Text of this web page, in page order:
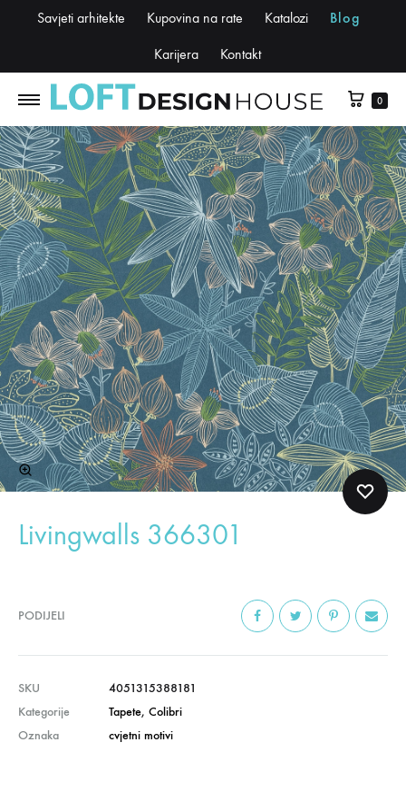
Savjeti arhitekte Kupovina na rate Katalozi Blog
Karijera Kontakt
0
Livingwalls 366301
PODIJELI
SKU
4051315388181
Kategorije
Tapete, Colibri
Oznaka
cvjetni motivi